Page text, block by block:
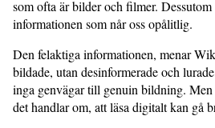
som ofta är bilder och filmer.
informationen som når oss opålitlig.
Den felaktiga informationen, menar
bildade, utan desinformerade och
inga genvägar till genuin bildning.
det handlar om, att läsa digitalt kan gå